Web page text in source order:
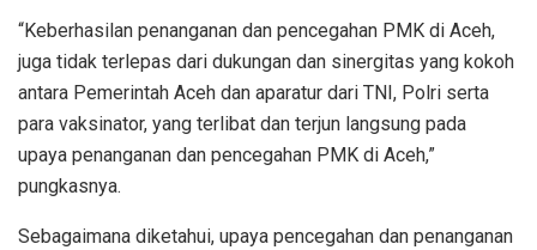
“Keberhasilan penanganan dan pencegahan PMK di Aceh,
juga tidak terlepas dari dukungan dan sinergitas yang kokoh
antara Pemerintah Aceh dan aparatur dari TNI, Polri serta
para vaksinator, yang terlibat dan terjun langsung pada
upaya penanganan dan pencegahan PMK di Aceh,”
pungkasnya.
Sebagaimana diketahui, upaya pencegahan dan penanganan